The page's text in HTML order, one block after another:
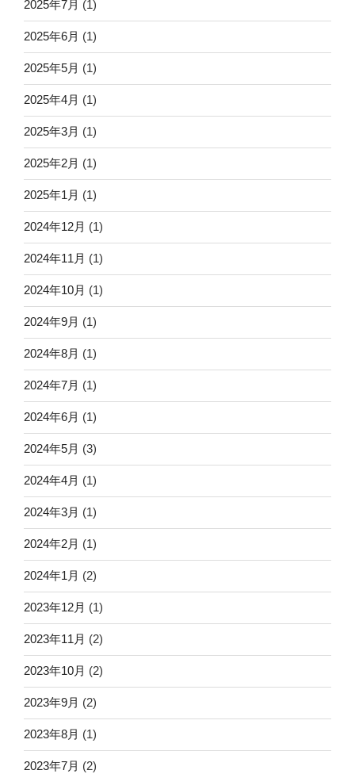
2025年7月 (1)
2025年6月 (1)
2025年5月 (1)
2025年4月 (1)
2025年3月 (1)
2025年2月 (1)
2025年1月 (1)
2024年12月 (1)
2024年11月 (1)
2024年10月 (1)
2024年9月 (1)
2024年8月 (1)
2024年7月 (1)
2024年6月 (1)
2024年5月 (3)
2024年4月 (1)
2024年3月 (1)
2024年2月 (1)
2024年1月 (2)
2023年12月 (1)
2023年11月 (2)
2023年10月 (2)
2023年9月 (2)
2023年8月 (1)
2023年7月 (2)